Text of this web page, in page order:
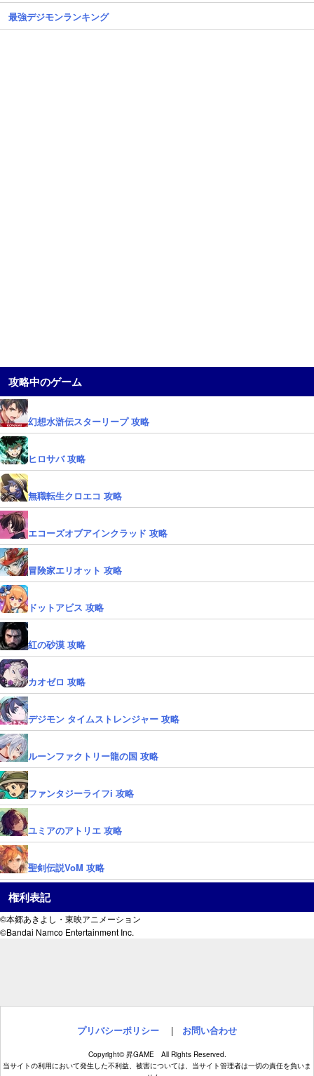
最強デジモンランキング
攻略中のゲーム
幻想水滸伝スターリープ 攻略
ヒロサバ 攻略
無職転生クロエコ 攻略
エコーズオブアインクラッド 攻略
冒険家エリオット 攻略
ドットアビス 攻略
紅の砂漠 攻略
カオゼロ 攻略
デジモン タイムストレンジャー 攻略
ルーンファクトリー龍の国 攻略
ファンタジーライフi 攻略
ユミアのアトリエ 攻略
聖剣伝説VoM 攻略
権利表記
©本郷あきよし・東映アニメーション
©Bandai Namco Entertainment Inc.
プリバシーポリシー | お問い合わせ
Copyright© 昇GAME All Rights Reserved.
当サイトの利用において発生した不利益、被害については、当サイト管理者は一切の責任を負いま